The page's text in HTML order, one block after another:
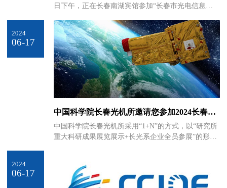
日下午，正在长春南湖宾馆参加“长春市光电信息产
2024
06-17
中国科学院长春光机所邀请您参加2024长春国
际光电博览会
中国科学院长春光机所采用“1+N”的方式，以“研究所
重大科研成果展览展示+长光系企业全员参展”的形
2024
06-17